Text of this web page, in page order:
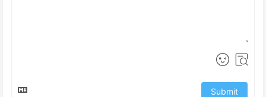
Submit